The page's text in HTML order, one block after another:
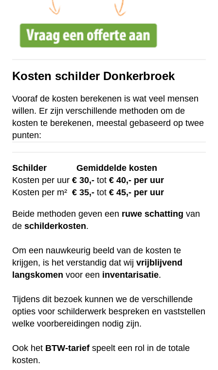
Kosten schilder Donkerbroek
Vooraf de kosten berekenen is wat veel mensen
willen. Er zijn verschillende methoden om de
kosten te berekenen, meestal gebaseerd op twee
punten:
Schilder
Gemiddelde kosten
Kosten per uur € 30,- tot € 40,- per uur
Kosten per m² € 35,- tot € 45,- per uur
Beide methoden geven een ruwe schatting van
de schilderkosten.
Om een nauwkeurig beeld van de kosten te
krijgen, is het verstandig dat wij vrijblijvend
langskomen voor een inventarisatie.
Tijdens dit bezoek kunnen we de verschillende
opties voor schilderwerk bespreken en vaststellen
welke voorbereidingen nodig zijn.
Ook het BTW-tarief speelt een rol in de totale
kosten.